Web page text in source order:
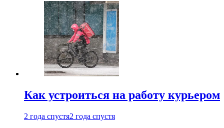
Как устроиться на работу курьером
2 года спустя2 года спустя